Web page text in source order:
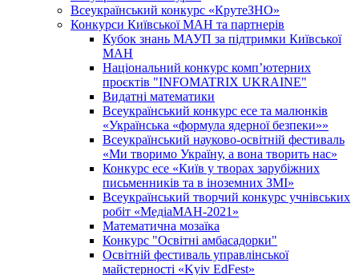
Всеукраїнський конкурс «КрутеЗНО»
Конкурси Київської МАН та партнерів
Кубок знань МАУП за підтримки Київської
МАН
Національний конкурс комп’ютерних
проєктів "INFOMATRIX UKRAINE"
Видатні математики
Всеукраїнський конкурс есе та малюнків
«Українська «формула ядерної безпеки»»
Всеукраїнський науково-освітній фестиваль
«Ми творимо Україну, а вона творить нас»
Конкурс есе «Київ у творах зарубіжних
письменників та в іноземних ЗМІ»
Всеукраїнський творчий конкурс учнівських
робіт «МедіаМАН-2021»
Математична мозаїка
Конкурс "Освітні амбасадорки"
Освітній фестиваль управлінської
майстерності «Kyiv EdFest»